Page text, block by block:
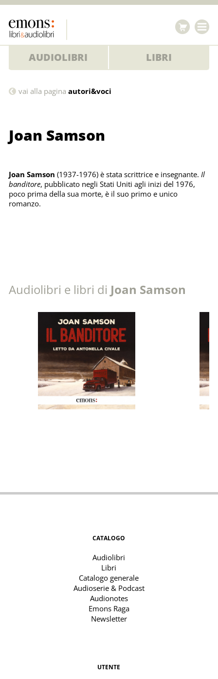
AUDIOLIBRI LIBRI
Joan
vai alla pagina autori&voci
Joan Samson
Joan Samson (1937-1976) è stata scrittrice e insegnante. Il
banditore, pubblicato negli Stati Uniti agli inizi del 1976,
poco prima della sua morte, è il suo primo e unico
romanzo.
Audiolibri e libri di Joan Samson
CATALOGO
Audiolibri
Libri
Catalogo generale
Audioserie & Podcast
Audionotes
Emons Raga
Newsletter
UTENTE